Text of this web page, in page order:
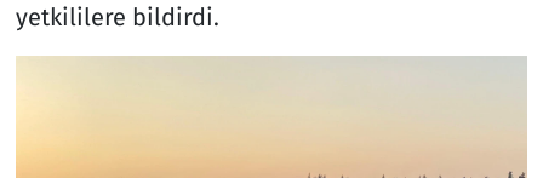
yetkililere bildirdi.
Televizyon